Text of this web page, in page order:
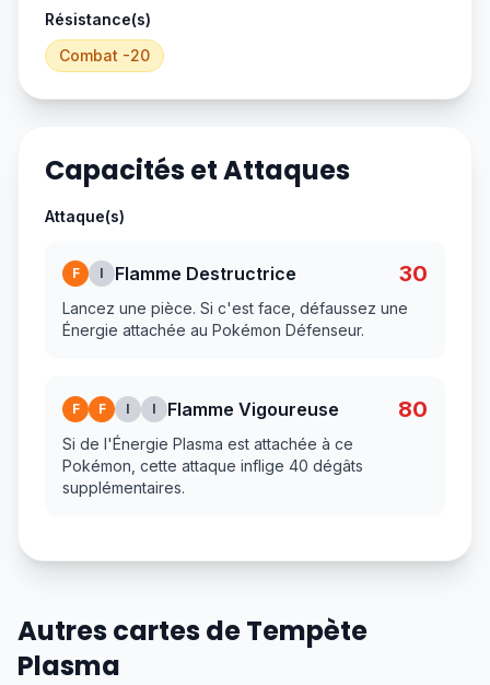
Résistance(s)
Combat -20
Capacités et Attaques
Attaque(s)
F I Flamme Destructrice 30
Lancez une pièce. Si c'est face, défaussez une
Énergie attachée au Pokémon Défenseur.
F F I I Flamme Vigoureuse 80
Si de l'Énergie Plasma est attachée à ce
Pokémon, cette attaque inflige 40 dégâts
supplémentaires.
Autres cartes de Tempète
Plasma